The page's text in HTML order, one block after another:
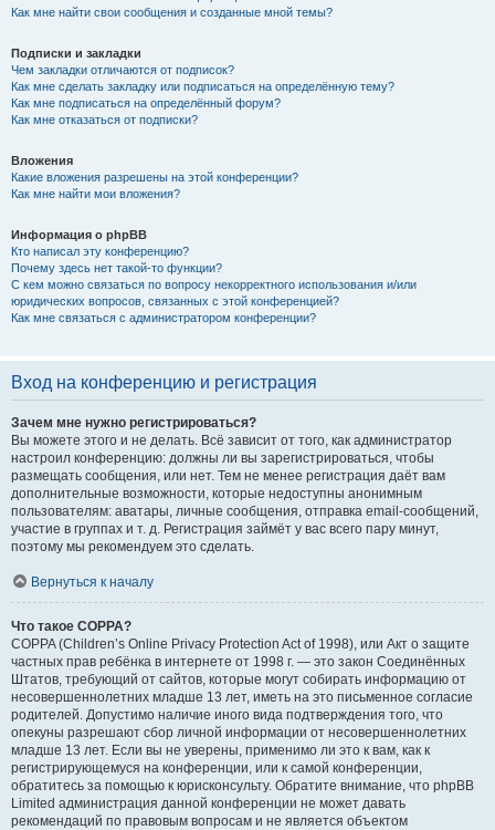
Как мне найти свои сообщения и созданные мной темы?
Подписки и закладки
Чем закладки отличаются от подписок?
Как мне сделать закладку или подписаться на определённую тему?
Как мне подписаться на определённый форум?
Как мне отказаться от подписки?
Вложения
Какие вложения разрешены на этой конференции?
Как мне найти мои вложения?
Информация о phpBB
Кто написал эту конференцию?
Почему здесь нет такой-то функции?
С кем можно связаться по вопросу некорректного использования и/или
юридических вопросов, связанных с этой конференцией?
Как мне связаться с администратором конференции?
Вход на конференцию и регистрация
Зачем мне нужно регистрироваться?
Вы можете этого и не делать. Всё зависит от того, как администратор
настроил конференцию: должны ли вы зарегистрироваться, чтобы
размещать сообщения, или нет. Тем не менее регистрация даёт вам
дополнительные возможности, которые недоступны анонимным
пользователям: аватары, личные сообщения, отправка email-сообщений,
участие в группах и т. д. Регистрация займёт у вас всего пару минут,
поэтому мы рекомендуем это сделать.
Вернуться к началу
Что такое COPPA?
COPPA (Children’s Online Privacy Protection Act of 1998), или Акт о защите
частных прав ребёнка в интернете от 1998 г. — это закон Соединённых
Штатов, требующий от сайтов, которые могут собирать информацию от
несовершеннолетних младше 13 лет, иметь на это письменное согласие
родителей. Допустимо наличие иного вида подтверждения того, что
опекуны разрешают сбор личной информации от несовершеннолетних
младше 13 лет. Если вы не уверены, применимо ли это к вам, как к
регистрирующемуся на конференции, или к самой конференции,
обратитесь за помощью к юрисконсульту. Обратите внимание, что phpBB
Limited администрация данной конференции не может давать
рекомендаций по правовым вопросам и не является объектом